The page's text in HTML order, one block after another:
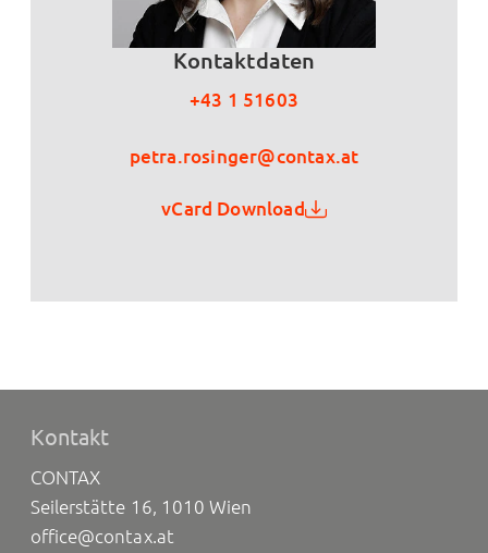
Kontaktdaten
+43 1 51603
petra.rosinger@contax.at
vCard Download
Kontakt
CONTAX
Seilerstätte 16, 1010 Wien
office@contax.at